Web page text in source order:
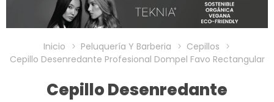
Inicio Peluquería Y Barberia
Cepillos
Cepillo Desenredante Profesional Dompel Favo Rectangular
Cepillo Desenredante